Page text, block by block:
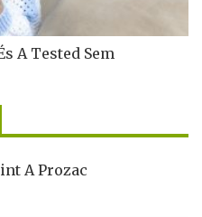
A Tested Sem
A Prozac